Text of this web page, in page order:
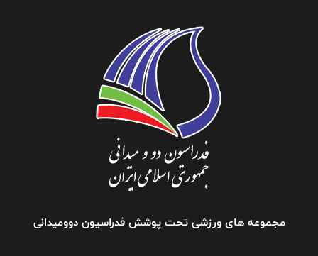
مجموعه های ورزشی تحت پوشش فدراسیون دوومیدانی